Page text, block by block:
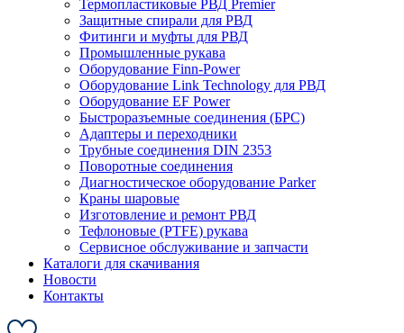
Термопластиковые РВД Premier
Защитные спирали для РВД
Фитинги и муфты для РВД
Промышленные рукава
Оборудование Finn-Power
Оборудование Link Technology для РВД
Оборудование EF Power
Быстроразъемные соединения (БРС)
Адаптеры и переходники
Трубные соединения DIN 2353
Поворотные соединения
Диагностическое оборудование Parker
Краны шаровые
Изготовление и ремонт РВД
Тефлоновые (PTFE) рукава
Сервисное обслуживание и запчасти
Каталоги для скачивания
Новости
Контакты